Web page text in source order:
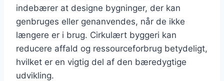
indebærer at designe bygninger, der kan
genbruges eller genanvendes, når de ikke
længere er i brug. Cirkulært byggeri kan
reducere affald og ressourceforbrug betydeligt,
hvilket er en vigtig del af den bæredygtige
udvikling.